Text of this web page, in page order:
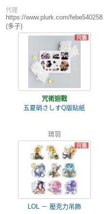
代理
https://www.plurk.com/febe540258
(多子)
咒術迴戰
五夏硝さしすQ版貼紙
琉羽
LOL － 壓克力吊飾